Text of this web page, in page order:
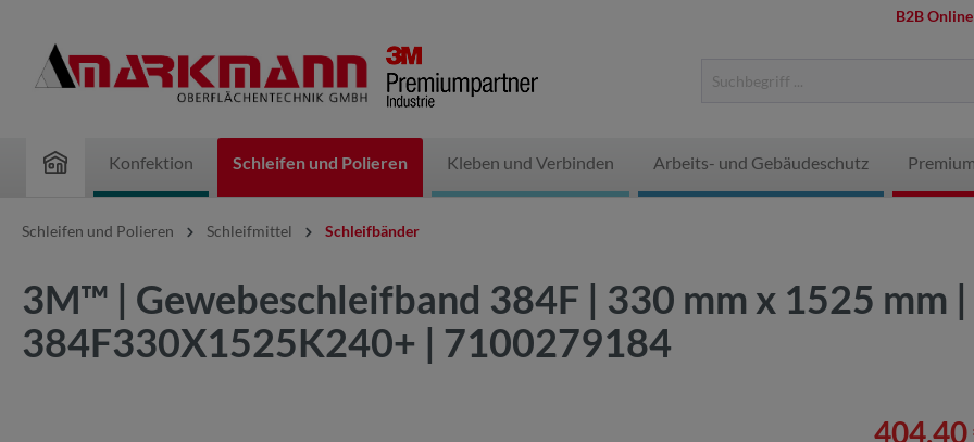
B2B
Konfektion Schleifen und Polieren Kleben und Verbinden Arbeits- und Gebäudeschutz
Schleifen und Polieren Schleifmittel Schleifbänder
3M™ | Gewebeschleifband 384F | 330 mm x 1525 mm
384F330X1525K240+ | 7100279184
404,40